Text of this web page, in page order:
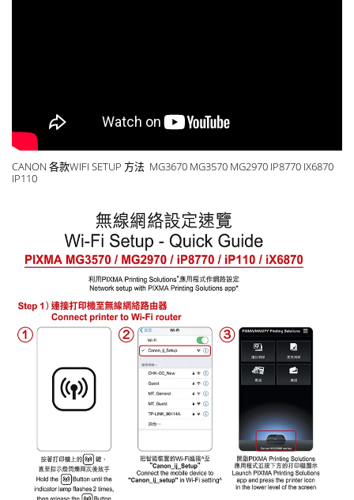
CANON 各款WIFI SETUP 方法 MG3670 MG3570 MG2970 IP8770 IX6870
IP110